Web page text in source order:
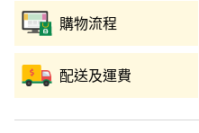
購物流程
配送及運費